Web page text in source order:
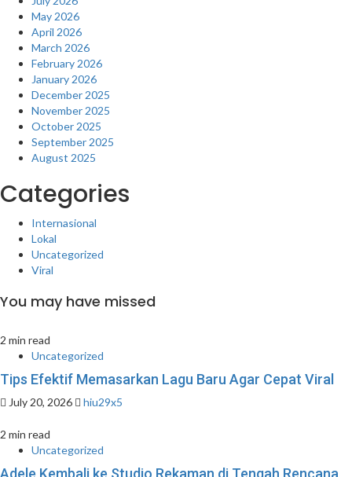
May 2026
April 2026
March 2026
February 2026
January 2026
December 2025
November 2025
October 2025
September 2025
August 2025
Categories
Internasional
Lokal
Uncategorized
Viral
You may have missed
2 min read
Uncategorized
Tips Efektif Memasarkan Lagu Baru Agar Cepat Viral
July 20, 2026 hiu29x5
2 min read
Uncategorized
Adele Kembali ke Studio Rekaman di Tengah Rencana